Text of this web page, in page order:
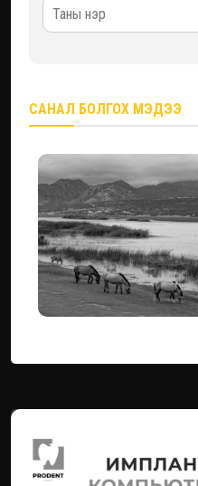
САНАЛ БОЛГОХ МЭДЭЭ